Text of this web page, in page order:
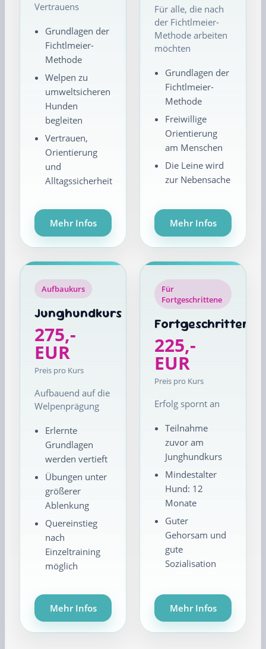
Vertrauens
Grundlagen der
Fichtlmeier-
Methode
Welpen zu
umweltsicheren
Hunden
begleiten
Vertrauen,
Orientierung
und
Alltagssicherheit
Mehr Infos
Für alle, die nach
der Fichtlmeier-
Methode arbeiten
möchten
Grundlagen der
Fichtlmeier-
Methode
Freiwillige
Orientierung
am Menschen
Die Leine wird
zur Nebensache
Mehr Infos
Aufbaukurs
Junghundkurs
275,-
EUR
Preis pro Kurs
Aufbauend auf die
Welpenprägung
Erlernte
Grundlagen
werden vertieft
Übungen unter
größerer
Ablenkung
Quereinstieg
nach
Einzeltraining
möglich
Mehr Infos
Für
Fortgeschrittene
Fortgeschrittene
225,-
EUR
Preis pro Kurs
Erfolg spornt an
Teilnahme
zuvor am
Junghundkurs
Mindestalter
Hund: 12
Monate
Guter
Gehorsam und
gute
Sozialisation
Mehr Infos